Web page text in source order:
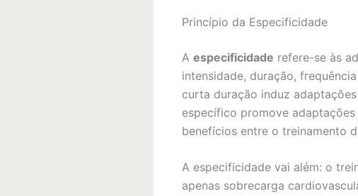
Princípio da Especificidade
A especificidade refere-se às
intensidade, duração,
curta duração induz
específico promove
benefícios entre o treinamento
A especificidade vai além: o
apenas sobrecarga